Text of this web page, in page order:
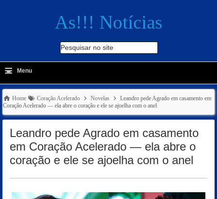
As!!! Notícias
Pesquisar no site
-
≡ Menu
Home Coração Acelerado Novelas
Leandro pede Agrado em casamento em
Coração Acelerado — ela abre o coração e ele se ajoelha com o anel
Leandro pede Agrado em casamento
em Coração Acelerado — ela abre o
coração e ele se ajoelha com o anel